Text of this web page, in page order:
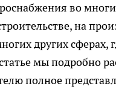
во
на
других сферах,
мы подробно
полное